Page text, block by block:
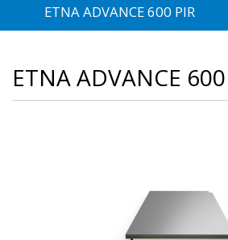
ETNA ADVANCE 600 PIR
ETNA ADVANCE